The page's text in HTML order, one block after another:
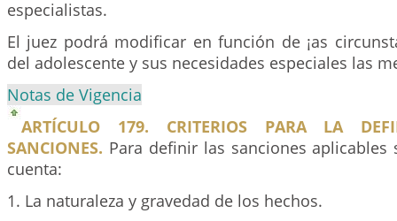
especialistas.
El juez podrá modificar en función de ¡as
del adolescente y sus necesidades especiales las
Notas de Vigencia
ARTÍCULO 179. CRITERIOS PARA LA
SANCIONES. Para definir las sanciones aplicables
cuenta:
1. La naturaleza y gravedad de los hechos.